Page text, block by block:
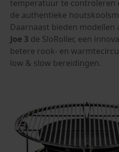
temperatuur te controleren
de authentieke
Daarnaast bieden modellen
Joe 3 de SloRoller, een
betere rook- en
low & slow bereidingen.